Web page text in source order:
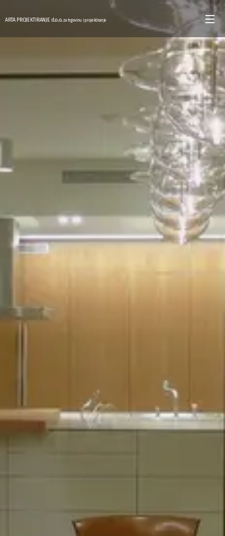
ARTA PROJEKTIRANJE d.o.o. za trgovinu i projektiranje